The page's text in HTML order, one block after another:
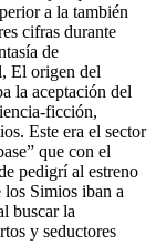
a la también
cifras durante
de
El origen del
la aceptación del
ficción,
Este era el sector
que con el
pedigrí al estreno
Simios iban a
buscar la
y seductores